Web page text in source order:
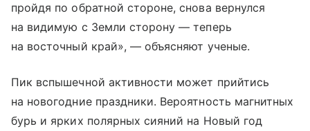
пройдя по обратной стороне, снова вернулся
на видимую с Земли сторону — теперь
на восточный край», — объясняют ученые.
Пик вспышечной активности может прийтись
на новогодние праздники. Вероятность магнитных
бурь и ярких полярных сияний на Новый год